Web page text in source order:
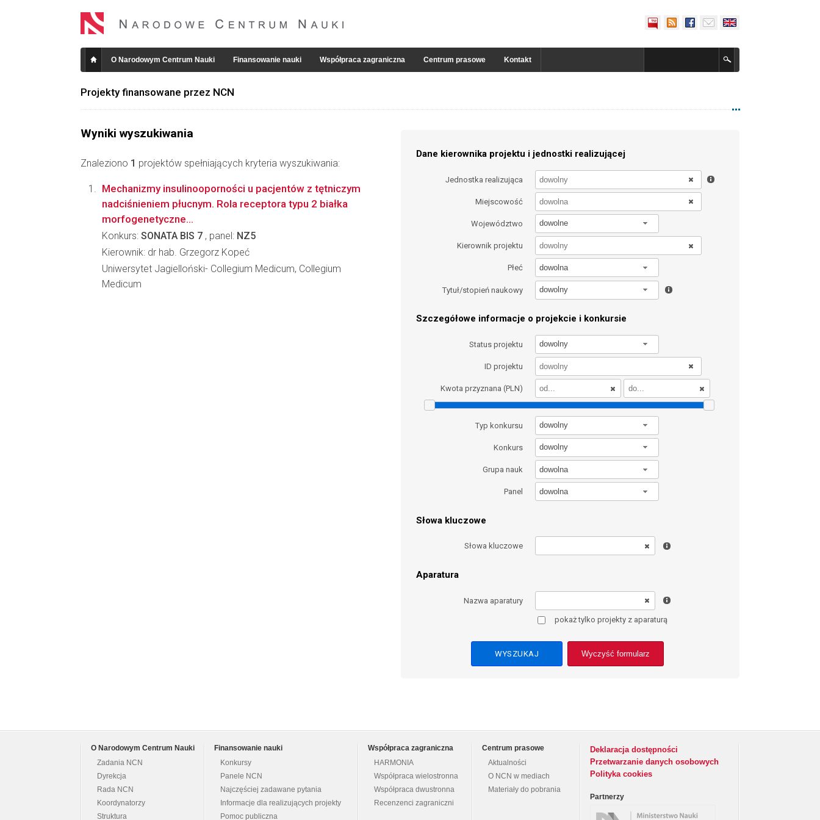
O Narodowym Centrum Nauki Finansowanie nauki Współpraca zagraniczna Centrum prasowe Kontakt
Projekty finansowane przez NCN
Wyniki wyszukiwania
Znaleziono 1 projektów spełniających kryteria wyszukiwania:
Dane kierownika projektu i jednostki realizującej
Jednostka realizująca
Miejscowość
Województwo dowolne
Kierownik projektu
Płeć dowolna
Tytuł/stopień naukowy dowolny
Szczegółowe informacje o projekcie i konkursie
Status projektu dowolny
ID projektu
Kwota przyznana (PLN)
Typ konkursu dowolny
Konkurs dowolny
Grupa nauk dowolna
Panel dowolna
Słowa kluczowe
Słowa kluczowe
Aparatura
Nazwa aparatury
pokaż tylko projekty z aparaturą
Wyczyść formularz
Mechanizmy insulinooporności u pacjentów z tętniczym
nadciśnieniem płucnym. Rola receptora typu 2 białka
morfogenetyczne...
Konkurs: SONATA BIS 7 , panel: NZ5
Kierownik: dr hab. Grzegorz Kopeć
Uniwersytet Jagielloński- Collegium Medicum, Collegium
Medicum
O Narodowym Centrum Nauki
Zadania NCN
Dyrekcja
Rada NCN
Koordynatorzy
Struktura
Finansowanie nauki
Konkursy
Panele NCN
Najczęściej zadawane pytania
Informacje dla realizujących projekty
Pomoc publiczna
Współpraca zagraniczna
HARMONIA
Współpraca wielostronna
Współpraca dwustronna
Recenzenci zagraniczni
Centrum prasowe
Aktualności
O NCN w mediach
Materiały do pobrania
Deklaracja dostępności
Przetwarzanie danych osobowych
Polityka cookies
Partnerzy